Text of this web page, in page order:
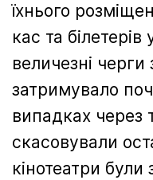
їхнього
кас та
величезні черги
затримувало
випадках через
скасовували
кінотеатри були